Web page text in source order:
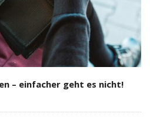
– einfacher geht es nicht!